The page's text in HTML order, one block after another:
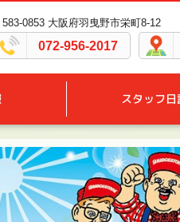
583-0853 大阪府羽曳野市栄町8-12
072-956-2017
スタッフ日